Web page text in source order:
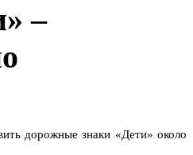
–
дорожные знаки «Дети» около